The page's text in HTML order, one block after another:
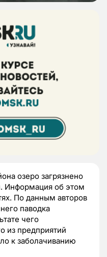
озеро загрязнено
Информация об этом
По данным авторов
паводка
чего
из предприятий
к заболачиванию